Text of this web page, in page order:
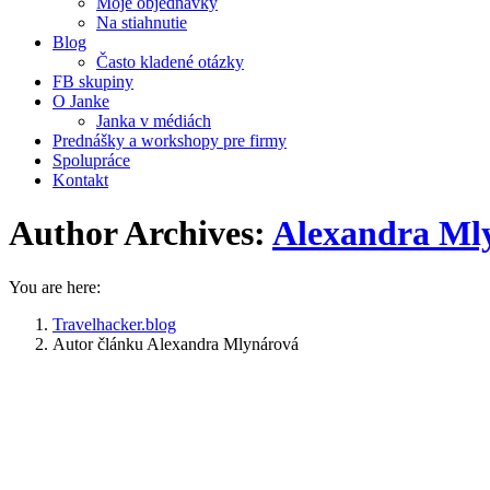
Na stiahnutie
Blog
Často kladené otázky
FB skupiny
O Janke
Janka v médiách
Prednášky a workshopy pre firmy
Spolupráce
Kontakt
Author Archives: Alexandra
You are here:
Travelhacker.blog
Autor článku Alexandra Mlynárová